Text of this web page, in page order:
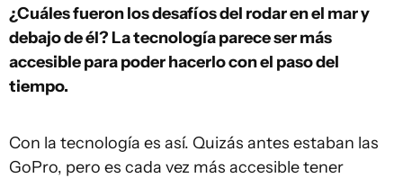
¿Cuáles fueron los desafíos del rodar en el mar y
debajo de él? La tecnología parece ser más
accesible para poder hacerlo con el paso del
tiempo.
Con la tecnología es así. Quizás antes estaban las
GoPro, pero es cada vez más accesible tener